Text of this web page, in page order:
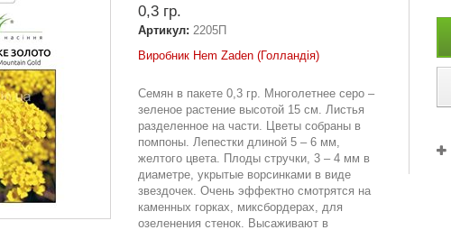
0,3 гр.
Артикул: 2205П
Виробник Hem Zaden (Голландія)
Семян в пакете 0,3 гр. Многолетнее серо –
зеленое растение высотой 15 см. Листья
разделенное на части. Цветы собраны в
помпоны. Лепестки длиной 5 – 6 мм,
желтого цвета. Плоды стручки, 3 – 4 мм в
диаметре, укрытые ворсинками в виде
звездочек. Очень эффектно смотрятся на
каменных горках, миксбордерах, для
озеленения стенок. Высаживают в